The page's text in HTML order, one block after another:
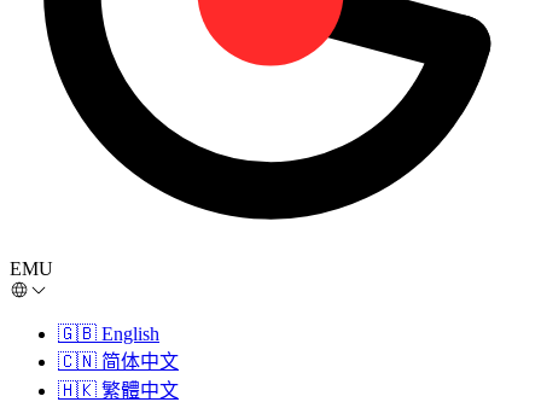
EMU
🇬🇧 English
🇨🇳 简体中文
🇭🇰 繁體中文